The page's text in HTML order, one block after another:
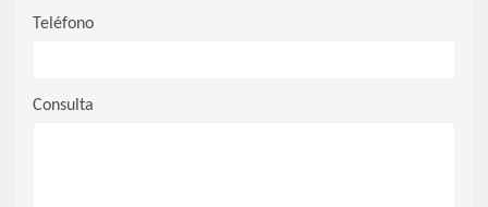
Teléfono
Consulta